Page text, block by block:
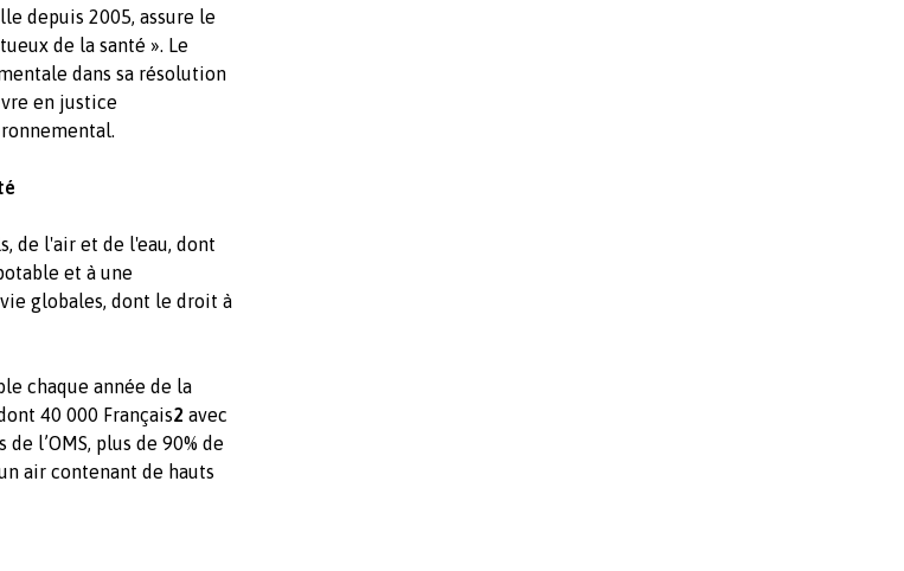
depuis 2005, assure le
de la santé ». Le
dans sa résolution
en justice
de l'air et de l'eau, dont
et à une
globales, dont le droit à
chaque année de la
40 000 Français2 avec
l’OMS, plus de 90% de
air contenant de hauts